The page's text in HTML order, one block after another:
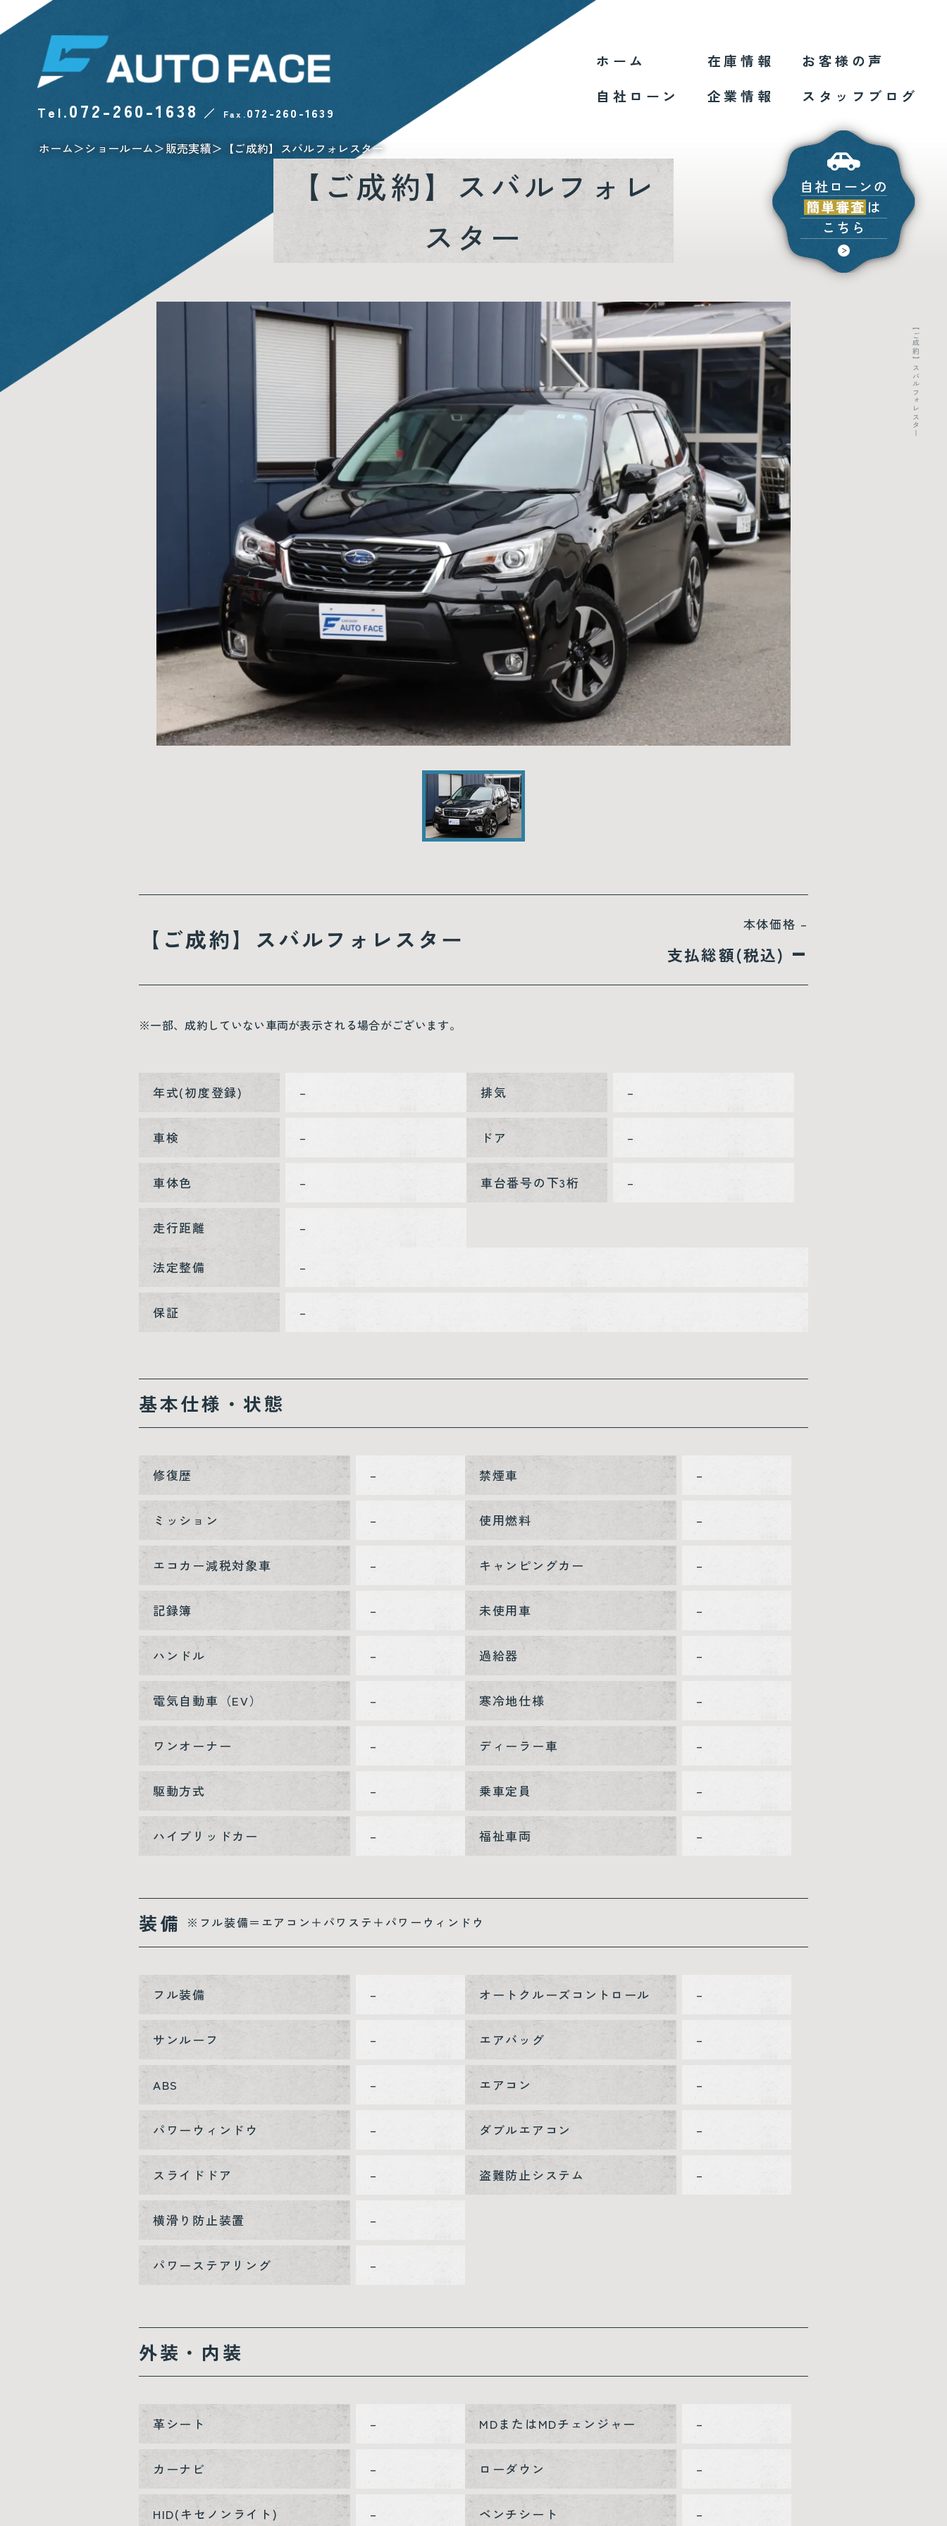
Tel.072-260-1638 ／ Fax. 072-260-1639
ホーム
自社ローン
在庫情報
企業情報
お客様の声
スタッフブログ
【ご成約】スバルフォレスター
ホーム ショールーム 販売実績 【ご成約】スバルフォレスター
【ご成約】スバルフォレ
スター
【ご成約】スバルフォレスター 本体価格 –
支払総額(税込) –
※一部、成約していない車両が表示される場合がございます。
年式(初度登録) –
車検 –
車体色 –
走行距離 –
排気 –
ドア –
車台番号の下3桁 –
法定整備 –
保証 –
基本仕様・状態
修復歴 –
ミッション –
エコカー減税対象車 –
記録簿 –
ハンドル –
電気自動車（EV） –
ワンオーナー –
駆動方式 –
ハイブリッドカー –
禁煙車 –
使用燃料 –
キャンピングカー –
未使用車 –
過給器 –
寒冷地仕様 –
ディーラー車 –
乗車定員 –
福祉車両 –
装備 ※フル装備＝エアコン＋パワステ＋パワーウィンドウ
フル装備 –
サンルーフ –
ABS –
パワーウィンドウ –
スライドドア –
横滑り防止装置 –
パワーステアリング –
オートクルーズコントロール –
エアバッグ –
エアコン –
ダブルエアコン –
盗難防止システム –
外装・内装
革シート –
カーナビ –
HID(キセノンライト) –
MDまたはMDチェンジャー –
ローダウン –
ベンチシート –